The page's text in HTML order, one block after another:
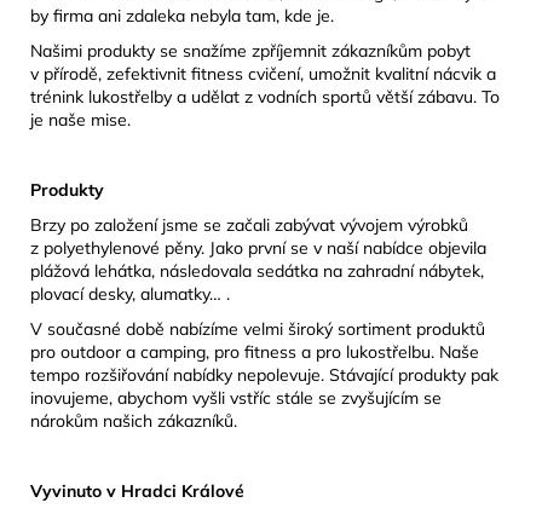
by firma ani zdaleka nebyla tam, kde je.
Našimi produkty se snažíme zpříjemnit zákazníkům pobyt
v přírodě, zefektivnit fitness cvičení, umožnit kvalitní nácvik a
trénink lukostřelby a udělat z vodních sportů větší zábavu. To
je naše mise.
Produkty
Brzy po založení jsme se začali zabývat vývojem výrobků
z polyethylenové pěny. Jako první se v naší nabídce objevila
plážová lehátka, následovala sedátka na zahradní nábytek,
plovací desky, alumatky… .
V současné době nabízíme velmi široký sortiment produktů
pro outdoor a camping, pro fitness a pro lukostřelbu. Naše
tempo rozšiřování nabídky nepolevuje. Stávající produkty pak
inovujeme, abychom vyšli vstříc stále se zvyšujícím se
nárokům našich zákazníků.
Vyvinuto v Hradci Králové